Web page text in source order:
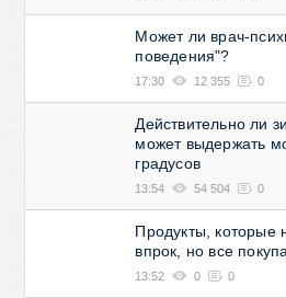
Может ли врач-
поведения"?
17:30 12 355 0
Действительно ли
может выдержать
градусов
13:54 54 504 0
Продукты, которые
впрок, но все
13:52 0 0